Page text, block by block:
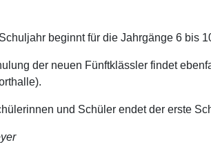
beginnt für die Jahrgänge 6 bis
der neuen Fünftklässler findet
und Schüler endet der erste